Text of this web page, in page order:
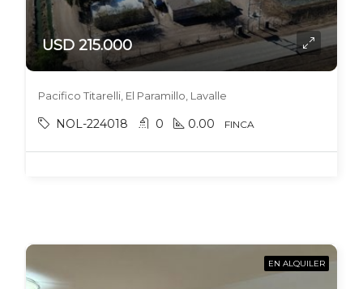
USD 215.000
Pacifico Titarelli, El Paramillo, Lavalle
NOL-224018 0 0.00 FINCA
EN ALQUILER